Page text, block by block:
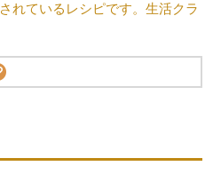
れているレシピです。生活クラ
ウで開きます。